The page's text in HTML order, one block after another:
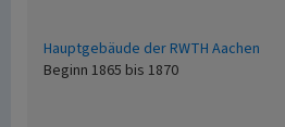
Hauptgebäude der RWTH Aachen
Beginn 1865 bis 1870